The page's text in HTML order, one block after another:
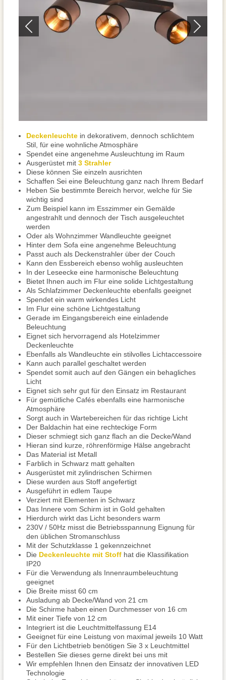
Deckenleuchte in dekorativem, dennoch schlichtem
Stil, für eine wohnliche Atmosphäre
Spendet eine angenehme Ausleuchtung im Raum
Ausgerüstet mit 3 Strahler
Diese können Sie einzeln ausrichten
Schaffen Sei eine Beleuchtung ganz nach Ihrem Bedarf
Heben Sie bestimmte Bereich hervor, welche für Sie
wichtig sind
Zum Beispiel kann im Esszimmer ein Gemälde
angestrahlt und dennoch der Tisch ausgeleuchtet
werden
Oder als Wohnzimmer Wandleuchte geeignet
Hinter dem Sofa eine angenehme Beleuchtung
Passt auch als Deckenstrahler über der Couch
Kann den Essbereich ebenso wohlig ausleuchten
In der Leseecke eine harmonische Beleuchtung
Bietet Ihnen auch im Flur eine solide Lichtgestaltung
Als Schlafzimmer Deckenleuchte ebenfalls geeignet
Spendet ein warm wirkendes Licht
Im Flur eine schöne Lichtgestaltung
Gerade im Eingangsbereich eine einladende
Beleuchtung
Eignet sich hervorragend als Hotelzimmer
Deckenleuchte
Ebenfalls als Wandleuchte ein stilvolles Lichtaccessoire
Kann auch parallel geschaltet werden
Spendet somit auch auf den Gängen ein behagliches
Licht
Eignet sich sehr gut für den Einsatz im Restaurant
Für gemütliche Cafés ebenfalls eine harmonische
Atmosphäre
Sorgt auch in Wartebereichen für das richtige Licht
Der Baldachin hat eine rechteckige Form
Dieser schmiegt sich ganz flach an die Decke/Wand
Hieran sind kurze, röhrenförmige Hälse angebracht
Das Material ist Metall
Farblich in Schwarz matt gehalten
Ausgerüstet mit zylindrischen Schirmen
Diese wurden aus Stoff angefertigt
Ausgeführt in edlem Taupe
Verziert mit Elementen in Schwarz
Das Innere vom Schirm ist in Gold gehalten
Hierdurch wirkt das Licht besonders warm
230V / 50Hz misst die Betriebsspannung Eignung für
den üblichen Stromanschluss
Mit der Schutzklasse 1 gekennzeichnet
Die Deckenleuchte mit Stoff hat die Klassifikation
IP20
Für die Verwendung als Innenraumbeleuchtung
geeignet
Die Breite misst 60 cm
Ausladung ab Decke/Wand von 21 cm
Die Schirme haben einen Durchmesser von 16 cm
Mit einer Tiefe von 12 cm
Integriert ist die Leuchtmittelfassung E14
Geeignet für eine Leistung von maximal jeweils 10 Watt
Für den Lichtbetrieb benötigen Sie 3 x Leuchtmittel
Bestellen Sie dieses gerne direkt bei uns mit
Wir empfehlen Ihnen den Einsatz der innovativen LED
Technologie